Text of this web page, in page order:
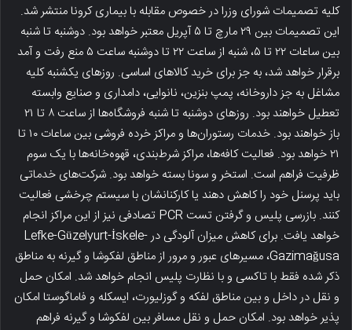
کلیه تصمیمات شورای وزرا در خصوص مقابله با بیماری کرونا منتشر شد.
این تصمیمات بین ۲۹ مارچ تا ۵ آپریل معتبر خواهد بود. دوشنبه تا شنبه
بین ساعات ۲۲ تا ۵، شنبه از ساعت ۲۲ تا دوشنبه ساعت ۵ منع رفت و آمد
برقرار خواهد شد، به جز برای خرید کالاهای اساسی. روزهای یکشنبه کلیه
مشاغل به جز داروخانه‌، پمپ بنزین‌، نانوایی‌، دامداری‌ و صنایع وابسته
تعطیل خواهند بود. روزهای دوشنبه تا شنبه فروشگاه‌ها از ساعت ۸ تا ۲۱
باز خواهند بود. خدمات رستوران‌ها و مراکز خرده فروشی بین ساعات ۱۰ تا
۲۱ خواهد بود. فعالیت کافه‌ها، مراکز شرط‌بندی، قهوه‌خانه‌ها با یک سوم
ظرفیت فراهم است. استخر و سونا بسته خواهد بود. شرکت‌های خدماتی
باید پرسنل خود را کاهش دهند یا کارکنانشان با سیستم چرخشی فعالیت
کنند. بازرسی پلیس و گرفتن تست PCR تصادفی نیز از این مراکز انجام
خواهد یافت. برای کاهش میزان آلودگی در Lefke-Güzelyurt-İskele-
Gazimağusa، مسیرهای عبور و مرور از مناطق لفکوشا و گیرنه به مناطق
ذکر شده فقط با تاکسی و با نظارت پلیس انجام خواهد شد. امکان حمل
و نقل در داخل و بین مناطق لفکه و گوزلیورت، ایسکله و فاماگوستا امکان
پذیر خواهد بود. امکان حمل و نقل مسافر بین لفکوشا و گیرنه فراهم